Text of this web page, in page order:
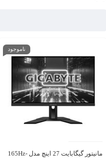
ناموجود
مانیتور گیگابایت 27 اینچ مدل 165Hz-